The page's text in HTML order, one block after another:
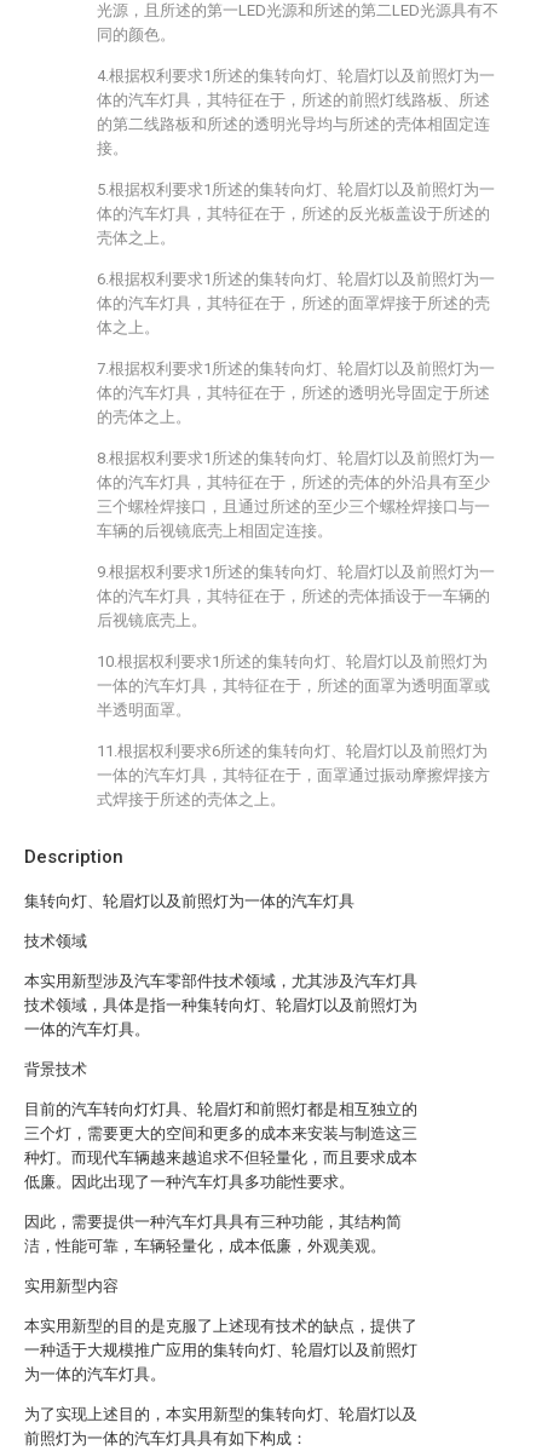
Description
集转向灯、轮眉灯以及前照灯为一体的汽车灯具
技术领域
本实用新型涉及汽车零部件技术领域，尤其涉及汽车灯具
技术领域，具体是指一种集转向灯、轮眉灯以及前照灯为
一体的汽车灯具。
背景技术
目前的汽车转向灯灯具、轮眉灯和前照灯都是相互独立的
三个灯，需要更大的空间和更多的成本来安装与制造这三
种灯。而现代车辆越来越追求不但轻量化，而且要求成本
低廉。因此出现了一种汽车灯具多功能性要求。
因此，需要提供一种汽车灯具具有三种功能，其结构简
洁，性能可靠，车辆轻量化，成本低廉，外观美观。
实用新型内容
本实用新型的目的是克服了上述现有技术的缺点，提供了
一种适于大规模推广应用的集转向灯、轮眉灯以及前照灯
为一体的汽车灯具。
为了实现上述目的，本实用新型的集转向灯、轮眉灯以及
前照灯为一体的汽车灯具具有如下构成：
光源，且所述的第一LED光源和所述的第二LED光源具有不
同的颜色。
4.根据权利要求1所述的集转向灯、轮眉灯以及前照灯为一
体的汽车灯具，其特征在于，所述的前照灯线路板、所述
的第二线路板和所述的透明光导均与所述的壳体相固定连
接。
5.根据权利要求1所述的集转向灯、轮眉灯以及前照灯为一
体的汽车灯具，其特征在于，所述的反光板盖设于所述的
壳体之上。
6.根据权利要求1所述的集转向灯、轮眉灯以及前照灯为一
体的汽车灯具，其特征在于，所述的面罩焊接于所述的壳
体之上。
7.根据权利要求1所述的集转向灯、轮眉灯以及前照灯为一
体的汽车灯具，其特征在于，所述的透明光导固定于所述
的壳体之上。
8.根据权利要求1所述的集转向灯、轮眉灯以及前照灯为一
体的汽车灯具，其特征在于，所述的壳体的外沿具有至少
三个螺栓焊接口，且通过所述的至少三个螺栓焊接口与一
车辆的后视镜底壳上相固定连接。
9.根据权利要求1所述的集转向灯、轮眉灯以及前照灯为一
体的汽车灯具，其特征在于，所述的壳体插设于一车辆的
后视镜底壳上。
10.根据权利要求1所述的集转向灯、轮眉灯以及前照灯为
一体的汽车灯具，其特征在于，所述的面罩为透明面罩或
半透明面罩。
11.根据权利要求6所述的集转向灯、轮眉灯以及前照灯为
一体的汽车灯具，其特征在于，面罩通过振动摩擦焊接方
式焊接于所述的壳体之上。